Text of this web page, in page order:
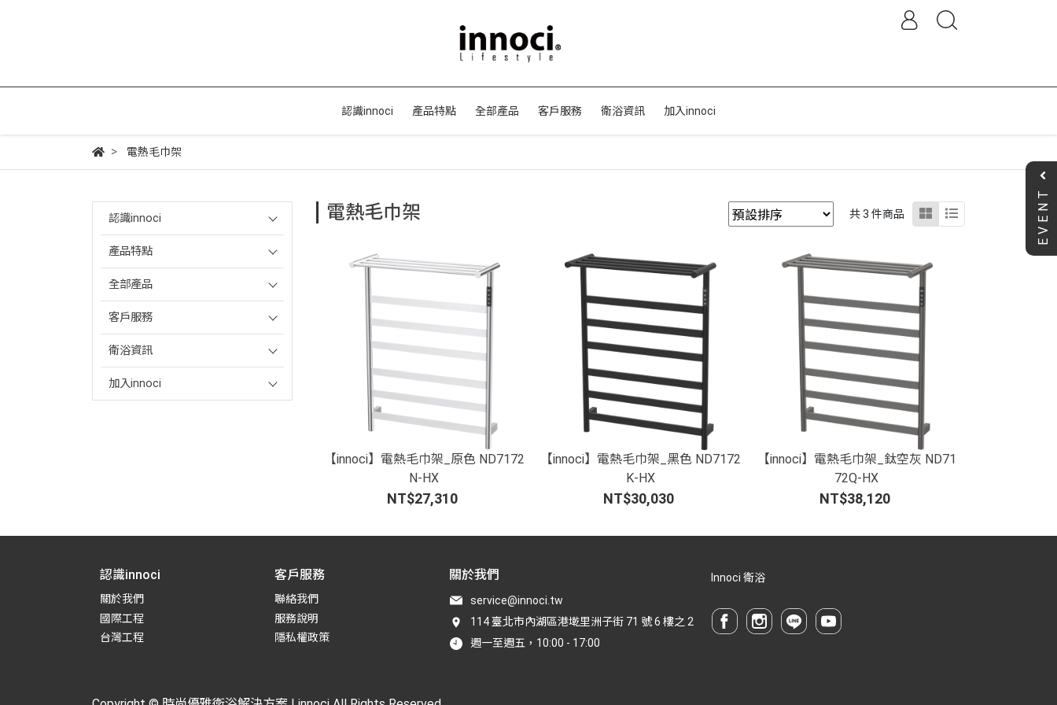
認識innoci 產品特點 全部產品 客戶服務 衛浴資訊 加入innoci
電熱毛巾架
認識innoci
產品特點
全部產品
客戶服務
衛浴資訊
加入innoci
電熱毛巾架 共 3 件商品
【innoci】電熱毛巾架_原色 ND7172
N-HX
NT$27,310
【innoci】電熱毛巾架_黑色 ND7172
K-HX
NT$30,030
【innoci】電熱毛巾架_鈦空灰 ND71
72Q-HX
NT$38,120
認識innoci
關於我們
國際工程
台灣工程
客戶服務
聯絡我們
服務說明
隱私權政策
關於我們
service@innoci.tw
114 臺北市內湖區港墘里洲子街 71 號 6 樓之 2
週一至週五，10:00 - 17:00
Innoci 衛浴
EVENT